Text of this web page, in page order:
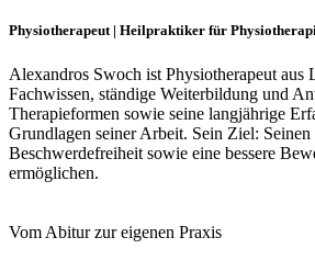
Physiotherapeut | Heilpraktiker für
Alexandros Swoch ist Physiotherapeut aus
Fachwissen, ständige Weiterbildung und
Therapieformen sowie seine langjährige
Grundlagen seiner Arbeit. Sein Ziel: Seinen
Beschwerdefreiheit sowie eine bessere
ermöglichen.
Vom Abitur zur eigenen Praxis